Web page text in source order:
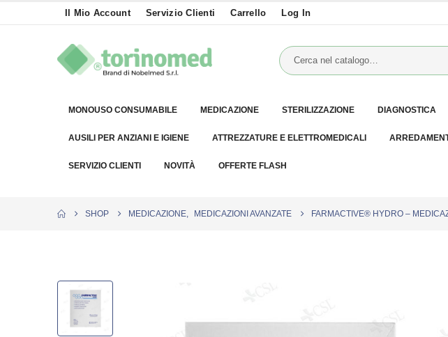
Il Mio Account Servizio Clienti Carrello Log In
MONOUSO CONSUMABILE MEDICAZIONE STERILIZZAZIONE DIAGNOSTICA
AUSILI PER ANZIANI E IGIENE ATTREZZATURE E ELETTROMEDICALI
SERVIZIO CLIENTI NOVITÀ OFFERTE FLASH
SHOP MEDICAZIONE MEDICAZIONI AVANZATE FARMACTIVE® HYDRO –